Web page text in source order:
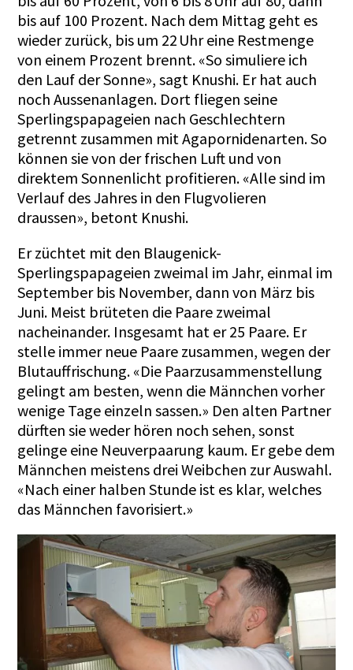
bis auf 100 Prozent. Nach dem Mittag geht es
wieder zurück, bis um 22 Uhr eine Restmenge
von einem Prozent brennt. «So simuliere ich
den Lauf der Sonne», sagt Knushi. Er hat auch
noch Aussenanlagen. Dort fliegen seine
Sperlingspapageien nach Geschlechtern
getrennt zusammen mit Agapornidenarten. So
können sie von der frischen Luft und von
direktem Sonnenlicht profitieren. «Alle sind im
Verlauf des Jahres in den Flugvolieren
draussen», betont Knushi.
Er züchtet mit den Blaugenick-
Sperlingspapageien zweimal im Jahr, einmal im
September bis November, dann von März bis
Juni. Meist brüteten die Paare zweimal
nacheinander. Insgesamt hat er 25 Paare. Er
stelle immer neue Paare zusammen, wegen der
Blutauffrischung. «Die Paarzusammenstellung
gelingt am besten, wenn die Männchen vorher
wenige Tage einzeln sassen.» Den alten Partner
dürften sie weder hören noch sehen, sonst
gelinge eine Neuverpaarung kaum. Er gebe dem
Männchen meistens drei Weibchen zur Auswahl.
«Nach einer halben Stunde ist es klar, welches
das Männchen favorisiert.»